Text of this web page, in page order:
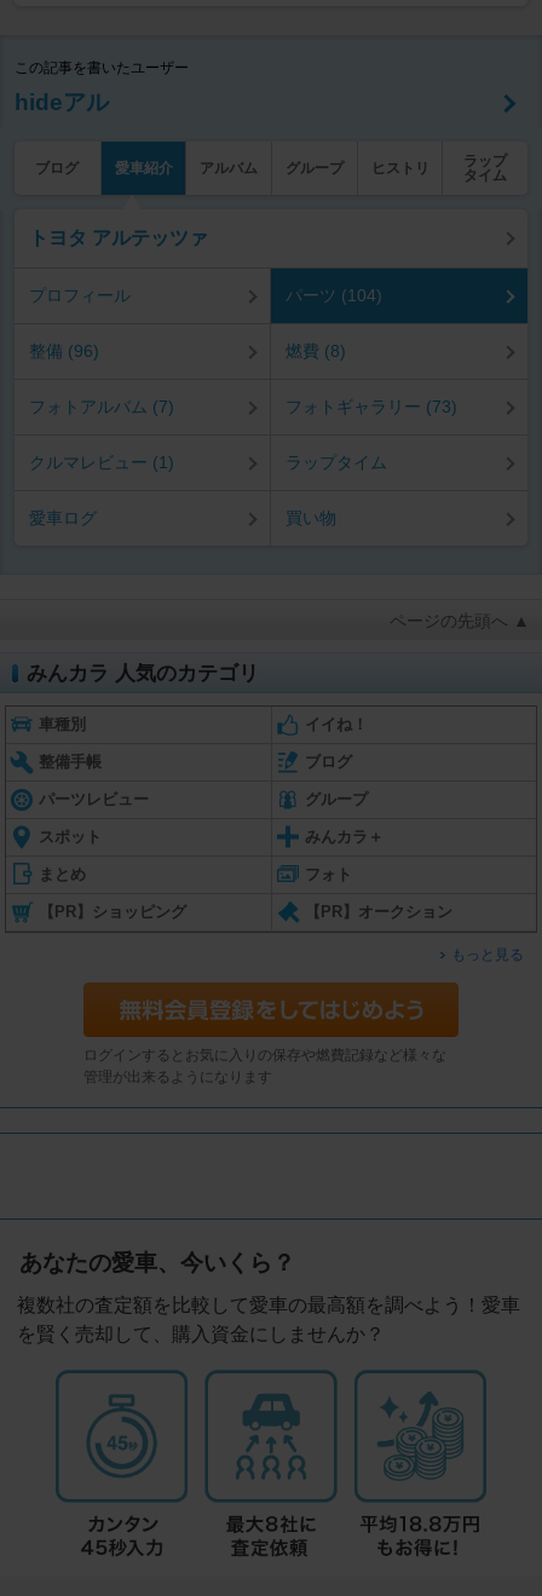
この記事を書いたユーザー
hideアル
ブログ 愛車紹介 アルバム グループ ヒストリ
ラップ
タイム
トヨタ アルテッツァ
プロフィール パーツ (104)
整備 (96) 燃費 (8)
フォトアルバム (7) フォトギャラリー (73)
クルマレビュー (1) ラップタイム
愛車ログ 買い物
ページの先頭へ ▲
みんカラ 人気のカテゴリ
車種別 イイね！
整備手帳 ブログ
パーツレビュー グループ
スポット みんカラ＋
まとめ フォト
【PR】ショッピング 【PR】オークション
もっと見る
ログインするとお気に入りの保存や燃費記録など様々な
管理が出来るようになります
あなたの愛車、今いくら？
複数社の査定額を比較して愛車の最高額を調べよう！愛車
を賢く売却して、購入資金にしませんか？